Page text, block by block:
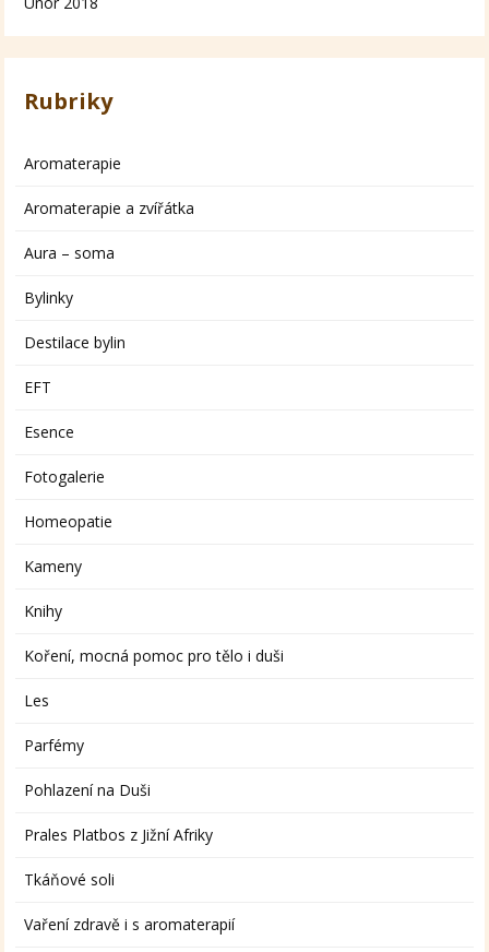
Rubriky
Aromaterapie
Aromaterapie a zvířátka
Aura – soma
Bylinky
Destilace bylin
EFT
Esence
Fotogalerie
Homeopatie
Kameny
Knihy
Koření, mocná pomoc pro tělo i duši
Les
Parfémy
Pohlazení na Duši
Prales Platbos z Jižní Afriky
Tkáňové soli
Vaření zdravě i s aromaterapií